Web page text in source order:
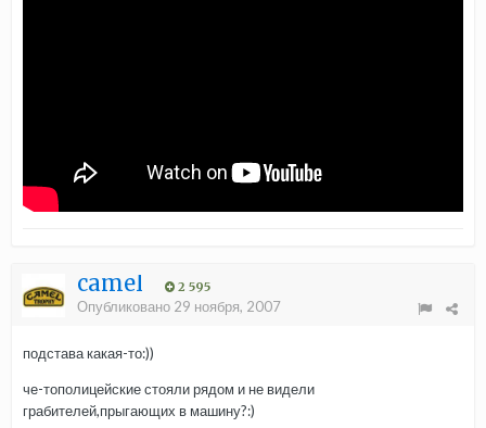
camel 2 595
Опубликовано 29 ноября, 2007
подстава какая-то:))
че-тополицейские стояли рядом и не видели
грабителей,прыгающих в машину?:)